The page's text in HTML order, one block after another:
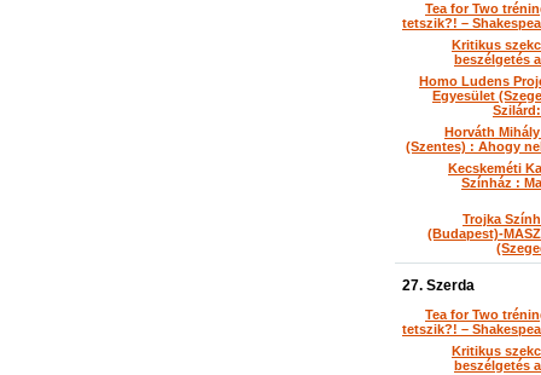
Tea for Two
tetszik?! –
Kritikus
beszélgetés
Homo Ludens
Egyesület
Horváth
(Szentes) : Ahogy
Kecskeméti
Színház :
Trojka
(Budapest)-
27. Szerda
Tea for Two
tetszik?! –
Kritikus
beszélgetés